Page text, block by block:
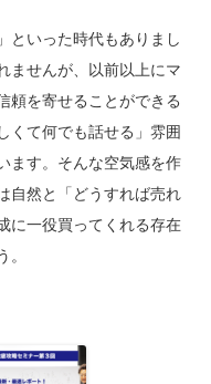
といった時代もありまし
ませんが、以前以上にマ
頼を寄せることができる
くて何でも話せる」雰囲
ます。そんな空気感を作
自然と「どうすれば売れ
に一役買ってくれる存在